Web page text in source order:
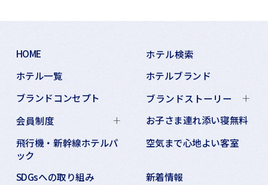
HOME
ホテル検索
ホテル一覧
ホテルブランド
ブランドコンセプト
ブランドストーリー
会員制度
お子さま連れ添い寝無料
飛行機・新幹線ホテルパ
ック
空気まで心地よい客室
SDGsへの取り組み
新着情報